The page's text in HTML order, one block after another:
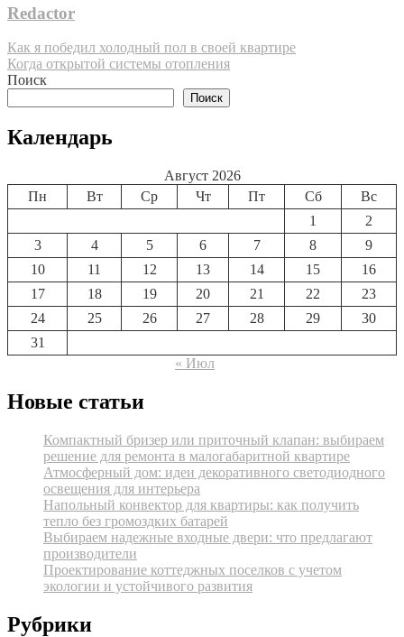
Redactor
Навигация
по
Как я победил холодный пол в своей квартире
Когда открытой системы отопления
Поиск
Поиск
Календарь
Август 2026
Пн
Вт Ср Чт Пт Сб
Вс
1
2
3
4 5 6 7 8
9
10
11 12 13 14 15
16
17
18 19 20 21 22
23
24
25 26 27 28 29
30
31
« Июл
Новые статьи
Компактный бризер или приточный клапан: выбираем
решение для ремонта в малогабаритной квартире
Атмосферный дом: идеи декоративного светодиодного
освещения для интерьера
Напольный конвектор для квартиры: как получить
тепло без громоздких батарей
Выбираем надежные входные двери: что предлагают
производители
Проектирование коттеджных поселков с учетом
экологии и устойчивого развития
Рубрики